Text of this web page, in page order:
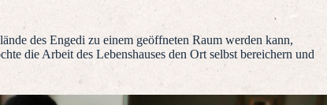
des Engedi zu einem geöffneten Raum werden kann,
die Arbeit des Lebenshauses den Ort selbst bereichern und